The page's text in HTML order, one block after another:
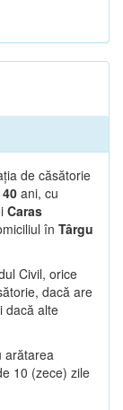
de căsătorie
40 ani, cu
Caras
în Târgu
Civil, orice
dacă are
dacă alte
arătarea
10 (zece) zile